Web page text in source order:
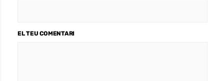
EL TEU COMENTARI